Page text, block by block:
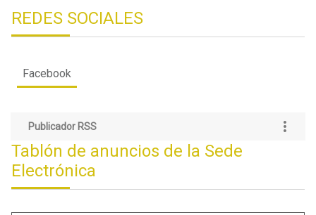
REDES SOCIALES
Facebook
Publicador RSS
Tablón de anuncios de la Sede
Electrónica